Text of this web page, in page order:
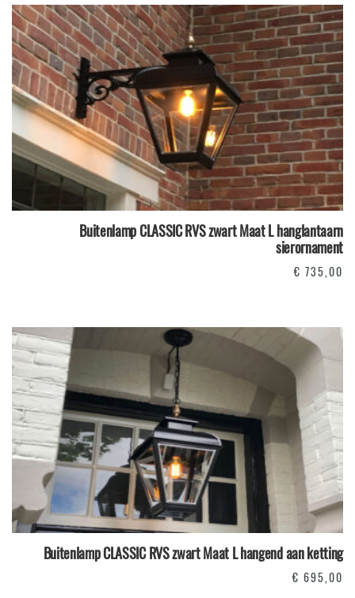
Buitenlamp CLASSIC RVS zwart Maat L hanglantaarn
sierornament
€ 735,00
Buitenlamp CLASSIC RVS zwart Maat L hangend aan ketting
€ 695,00